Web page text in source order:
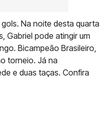
Na noite desta quarta
Gabriel pode atingir um
Bicampeão Brasileiro,
torneio. Já na
e duas taças. Confira